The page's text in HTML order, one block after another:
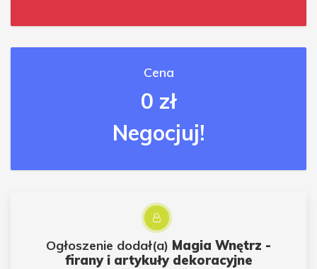
Cena
0 zł
Negocjuj!
Ogłoszenie dodał(a) Magia Wnętrz -
firany i artykuły dekoracyjne